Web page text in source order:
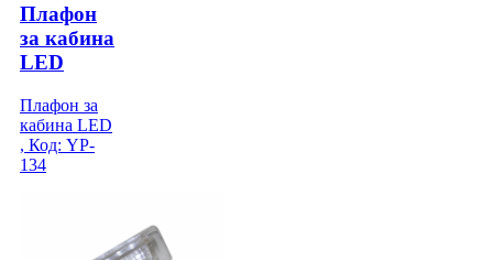
Плафон
за кабина
LED
Плафон за
кабина LED
, Код: YP-
134